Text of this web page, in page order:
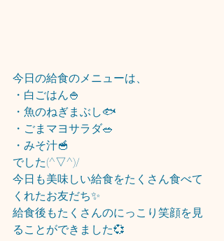
今日の給食のメニューは、
・白ごはん🍚
・魚のねぎまぶし🐟
・ごまマヨサラダ🥗
・みそ汁🥣
でした(^▽^)/
今日も美味しい給食をたくさん食べて
くれたお友だち✨
給食後もたくさんのにっこり笑顔を見
ることができました💞